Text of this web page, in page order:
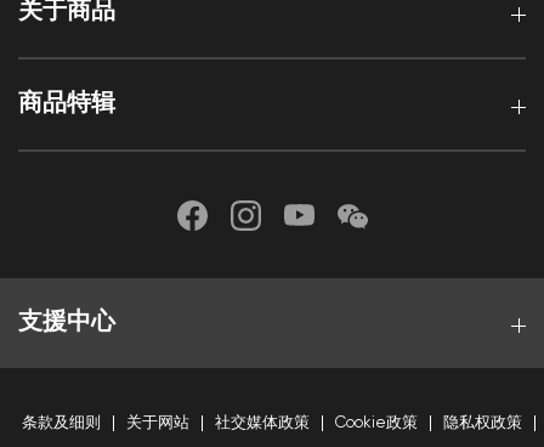
关于商品
商品特辑
支援中心
条款及细则 关于网站 社交媒体政策 Cookie政策 隐私权政策